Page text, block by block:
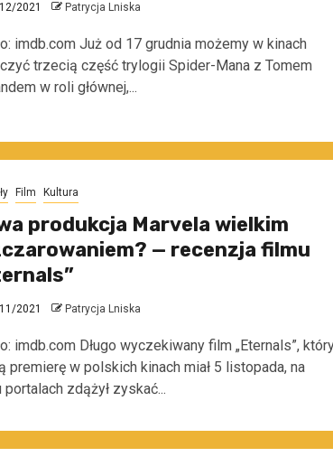
2021 Patrycja Lniska
imdb.com Już od 17 grudnia możemy w kinach
trzecią część trylogii Spider-Mana z Tomem
w roli głównej,...
Film Kultura
produkcja Marvela wielkim
— recenzja filmu
2021 Patrycja Lniska
imdb.com Długo wyczekiwany film „Eternals”,
premierę w polskich kinach miał 5 listopada, na
portalach zdążył zyskać...